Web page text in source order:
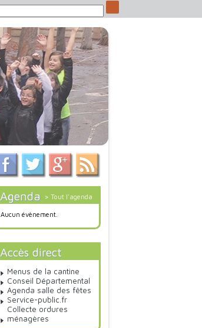
Agenda > Tout l'agenda
Aucun évènement.
Accès direct
Menus de la cantine
Conseil Départemental
Agenda salle des fêtes
Service-public.fr
Collecte ordures
ménagères